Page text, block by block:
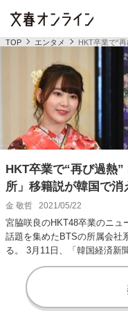
TOP エンタメ HKT卒業で“
HKT卒業で“再び過熱
所」移籍説が韓国で消
金 敬哲 2021/05/22
宮脇咲良のHKT48卒業のニュ
話題を集めたBTSの所属会社
る。 3月11日、「韓国経済新